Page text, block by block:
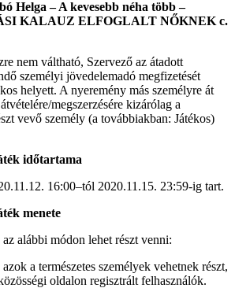
Helga – A kevesebb néha több –
KALAUZ ELFOGLALT NŐKNEK c.
nem váltható, Szervező az átadott
személyi jövedelemadó megfizetését
helyett. A nyeremény más személyre át
megszerzésére kizárólag a
vevő személy (a továbbiakban: Játékos)
időtartama
16:00–tól 2020.11.15. 23:59-ig tart.
menete
alábbi módon lehet részt venni:
a természetes személyek vehetnek részt,
oldalon regisztrált felhasználók.